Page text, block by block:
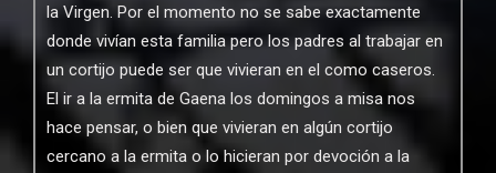
la Virgen. Por el momento no se sabe exactamente
donde vivían esta familia pero los padres al trabajar en
un cortijo puede ser que vivieran en el como caseros.
El ir a la ermita de Gaena los domingos a misa nos
hace pensar, o bien que vivieran en algún cortijo
cercano a la ermita o lo hicieran por devoción a la